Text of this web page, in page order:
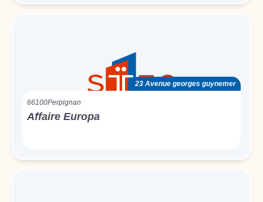
23 Avenue georges guynemer
66100Perpignan
Affaire Europa